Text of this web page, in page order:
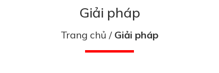
Giải pháp
Trang chủ Giải pháp